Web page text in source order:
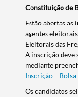
Constituição de
Estão abertas as
agentes
Eleitorais das
A inscrição deve
mediante
Inscrição –
Os candidatos